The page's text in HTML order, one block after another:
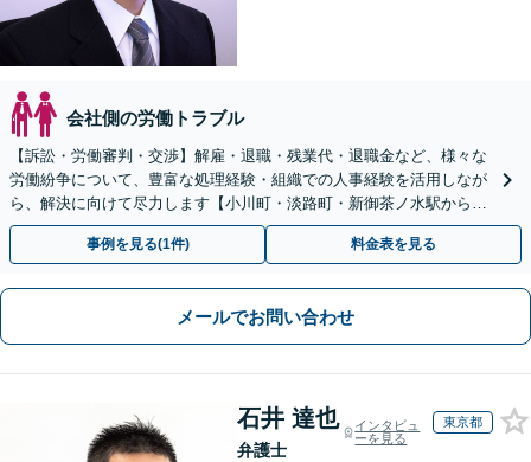
会社側の労働トラブル
【訴訟・労働審判・交渉】解雇・退職・残業代・退職金など、様々な
労働紛争について、豊富な処理経験・組織での人事経験を活用しなが
ら、解決に向けて尽力します【小川町・淡路町・新御茶ノ水駅から約
1分、御茶ノ水駅も利用可】
事例を見る(1件) 料金表を見る
メールでお問い合わせ
石井 達也
弁護士
インタビュ
ーを見る
東京都